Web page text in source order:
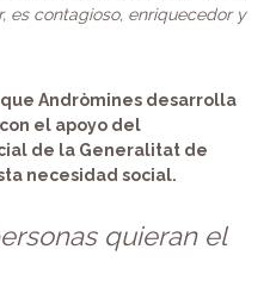
es contagioso, enriquecedor y
Andròmines desarrolla
el apoyo del
de la Generalitat de
necesidad social.
quieran el